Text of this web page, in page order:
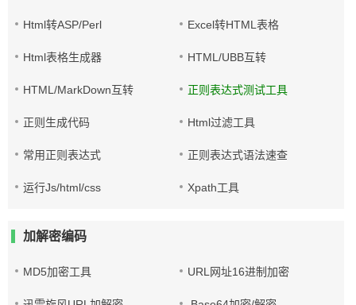
Html转ASP/Perl Excel转HTML表格
Html表格生成器 HTML/UBB互转
HTML/MarkDown互转 正则表达式测试工具
正则生成代码 Html过滤工具
常用正则表达式 正则表达式语法速查
运行Js/html/css Xpath工具
加解密编码
MD5加密工具 URL网址16进制加密